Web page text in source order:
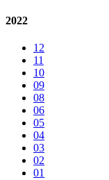
2022
12
11
10
09
08
06
05
04
03
02
01